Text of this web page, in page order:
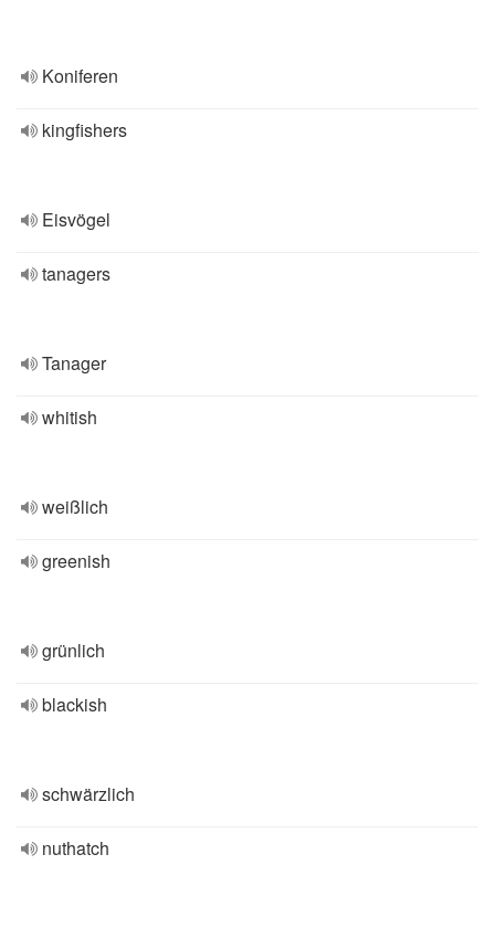
Koniferen
kingfishers
Eisvögel
tanagers
Tanager
whitish
weißlich
greenish
grünlich
blackish
schwärzlich
nuthatch